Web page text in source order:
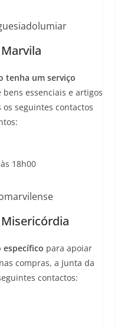
tenha um serviço
essenciais e artigos
seguintes contactos
18h00
específico para apoiar
compras, a Junta da
contactos: